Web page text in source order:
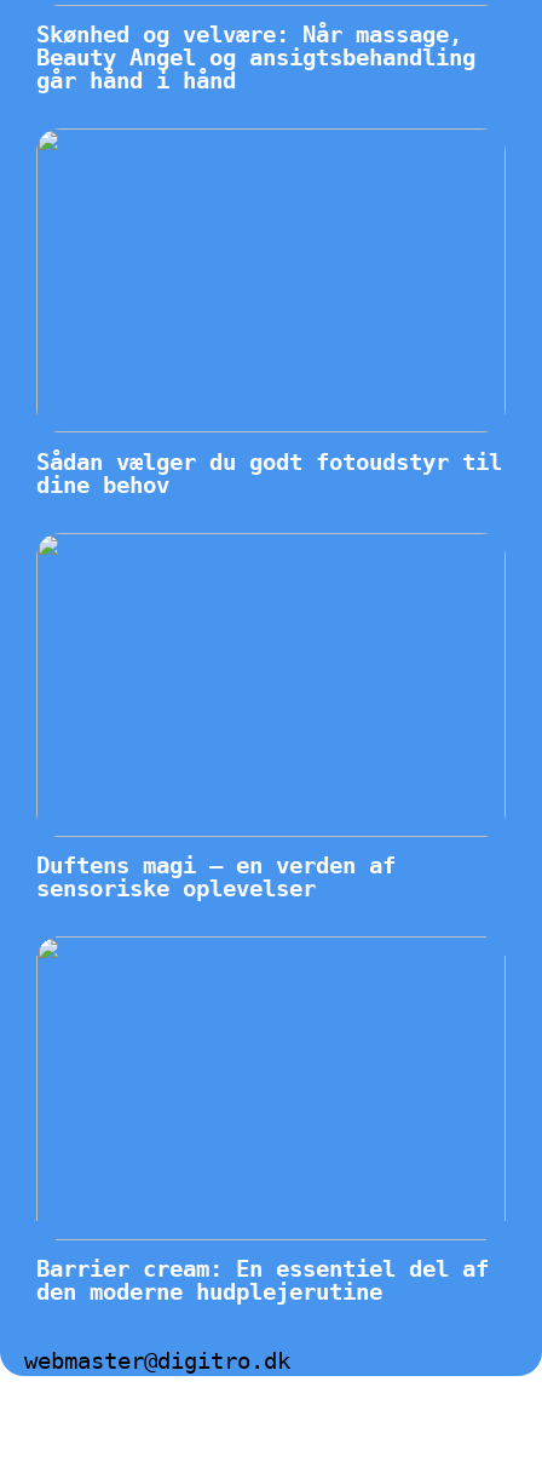
Skønhed og velvære: Når massage,
Beauty Angel og ansigtsbehandling
går hånd i hånd
Sådan vælger du godt fotoudstyr til
dine behov
Duftens magi – en verden af
sensoriske oplevelser
Barrier cream: En essentiel del af
den moderne hudplejerutine
webmaster@digitro.dk